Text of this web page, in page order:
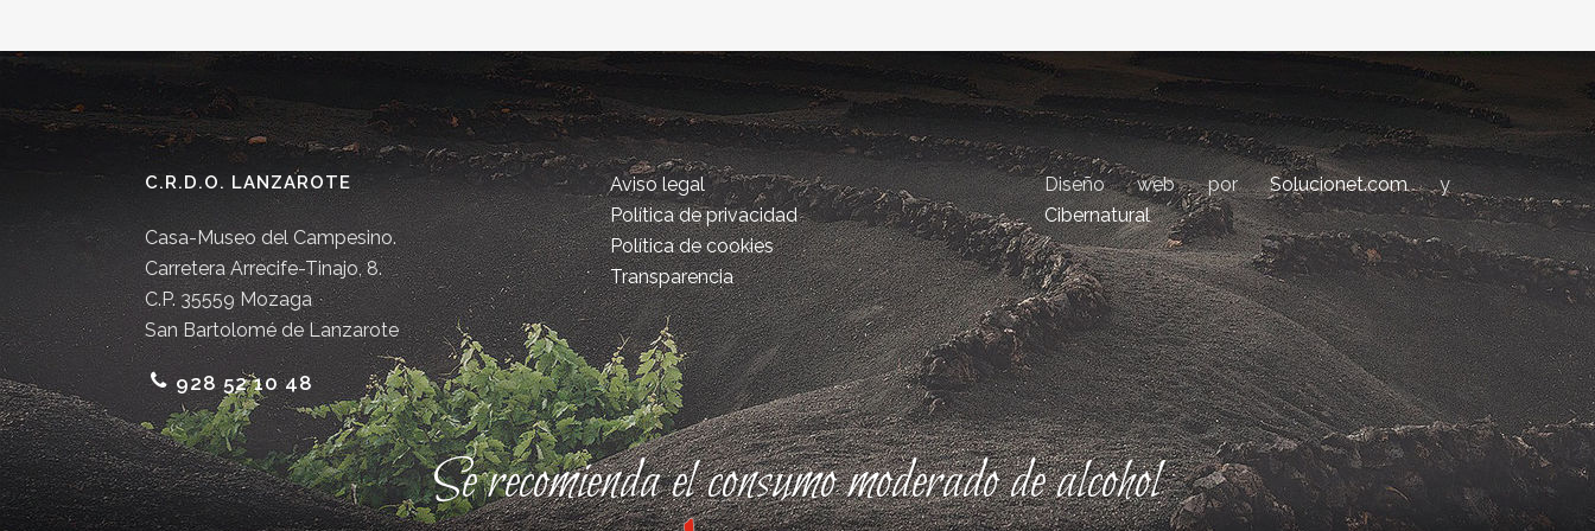
C.R.D.O. LANZAROTE
Casa-Museo del Campesino.
Carretera Arrecife-Tinajo, 8.
C.P. 35559 Mozaga
San Bartolomé de Lanzarote
928 52 10 48
Aviso legal
Política de privacidad
Política de cookies
Transparencia
Diseño web porSolucionet.comy
Cibernatural
Se recomienda el consumo moderado de alcohol